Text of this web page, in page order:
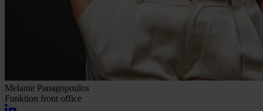
Melanie Panagopoulos
Funktion front office